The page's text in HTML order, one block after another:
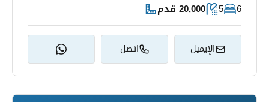
6
5 20,000 قدم
الإيميل اتصل